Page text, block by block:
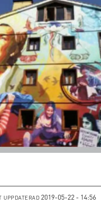
UPPDATERAD 2019-05-22 - 14:56